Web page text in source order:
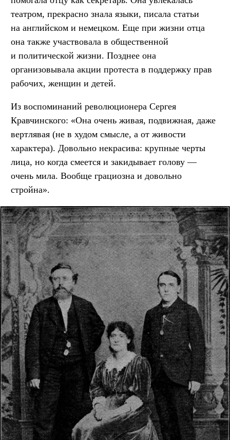
театром, прекрасно знала языки, писала статьи
на английском и немецком. Еще при жизни отца
она также участвовала в общественной
и политической жизни. Позднее она
организовывала акции протеста в поддержку прав
рабочих, женщин и детей.
Из воспоминаний революционера Сергея
Кравчинского: «Она очень живая, подвижная, даже
вертлявая (не в худом смысле, а от живости
характера). Довольно некрасива: крупные черты
лица, но когда смеется и закидывает голову —
очень мила. Вообще грациозна и довольно
стройна».